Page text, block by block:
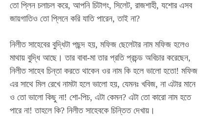
তো প্লিন চলাচল করে, আপনি চিটাগং, সিলেট, রাজশাহী, যশোর এসব
জায়গাতিও তো প্লিনে করি যাতি পারেন, তাই না?
নিলীত সাহেবের বুদ্ধিটা পছন্দ হয়, মফিজ ছেলেটার নাম মফিজ হলেও
মাথায় বুদ্ধি আছে। তার বাবা-মা তার প্রতি প্রচন্ড অবিচার করেছেন,
নিলীত সাহেব চিন্তা করতে থাকেন ওর নাম কি হলে ভালো হতো! মফিজ
এর সাথে মিল রেখে নামটা হলে ভালো হয়, যেমনঃ খবিজ, না এটার মানে
ও তো ভালো কিছু না! শো-পিচ, এটা কেমন? এটা তো কারো নাম হতে
পারে না! তাহলে কি? নিলীত সাহেবকে চিন্তিত দেখায়।